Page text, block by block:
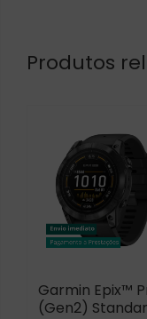
Produtos
Garmin Epix™
(Gen2)